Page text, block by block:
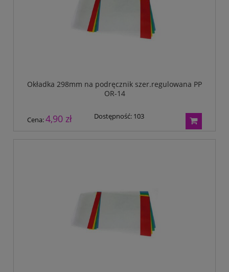
Okładka 298mm na podręcznik szer.regulowana PP
OR-14
Cena:4,90 zł Dostępność: 103